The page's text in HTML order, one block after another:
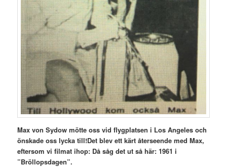
Max von Sydow mötte oss vid flygplatsen i Los Angeles och
önskade oss lycka till!Det blev ett kärt återseende med Max,
eftersom vi filmat ihop: Då såg det ut så här: 1961 i
”Bröllopsdagen”.